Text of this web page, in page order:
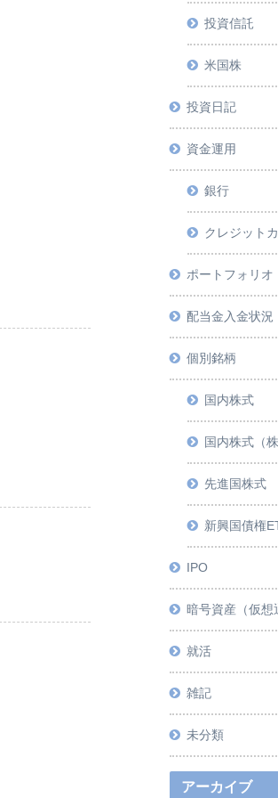
投資信託
米国株
投資日記
資金運用
銀行
クレジット
ポートフォリオ
配当金入金状況
個別銘柄
国内株式
国内株式（
先進国株式
新興国債権
IPO
暗号資産（仮想
就活
雑記
未分類
アーカイブ